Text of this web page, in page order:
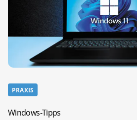
PRAXIS
Windows-Tipps